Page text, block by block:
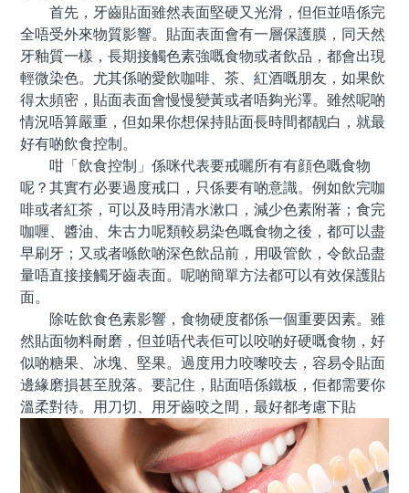
首先，牙齒貼面雖然表面堅硬又光滑，但佢並唔係完
全唔受外來物質影響。貼面表面會有一層保護膜，同天然
牙釉質一樣，長期接觸色素強嘅食物或者飲品，都會出現
輕微染色。尤其係啲愛飲咖啡、茶、紅酒嘅朋友，如果飲
得太頻密，貼面表面會慢慢變黃或者唔夠光澤。雖然呢啲
情況唔算嚴重，但如果你想保持貼面長時間都靓白，就最
好有啲飲食控制。
咁「飲食控制」係咪代表要戒曬所有有顔色嘅食物
呢？其實冇必要過度戒口，只係要有啲意識。例如飲完咖
啡或者紅茶，可以及時用清水漱口，減少色素附著；食完
咖喱、醬油、朱古力呢類較易染色嘅食物之後，都可以盡
早刷牙；又或者喺飲啲深色飲品前，用吸管飲，令飲品盡
量唔直接接觸牙齒表面。呢啲簡單方法都可以有效保護貼
面。
除咗飲食色素影響，食物硬度都係一個重要因素。雖
然貼面物料耐磨，但並唔代表佢可以咬啲好硬嘅食物，好
似啲糖果、冰塊、堅果。過度用力咬嚟咬去，容易令貼面
邊緣磨損甚至脫落。要記住，貼面唔係鐵板，佢都需要你
溫柔對待。用刀切、用牙齒咬之間，最好都考慮下貼